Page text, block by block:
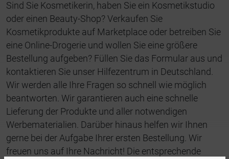
Sind Sie Kosmetikerin, haben Sie ein Kosmetikstudio
oder einen Beauty-Shop? Verkaufen Sie
Kosmetikprodukte auf Marketplace oder betreiben Sie
eine Online-Drogerie und wollen Sie eine größere
Bestellung aufgeben? Füllen Sie das Formular aus und
kontaktieren Sie unser Hilfezentrum in Deutschland.
Wir werden alle Ihre Fragen so schnell wie möglich
beantworten. Wir garantieren auch eine schnelle
Lieferung der Produkte und aller notwendigen
Werbematerialien. Darüber hinaus helfen wir Ihnen
gerne bei der Aufgabe Ihrer ersten Bestellung. Wir
freuen uns auf Ihre Nachricht! Die entsprechende